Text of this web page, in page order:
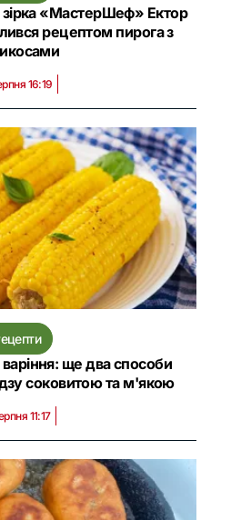
«МастерШеф» Ектор
рецептом пирога з
16:19
ще два способи
соковитою та м'якою
11:17